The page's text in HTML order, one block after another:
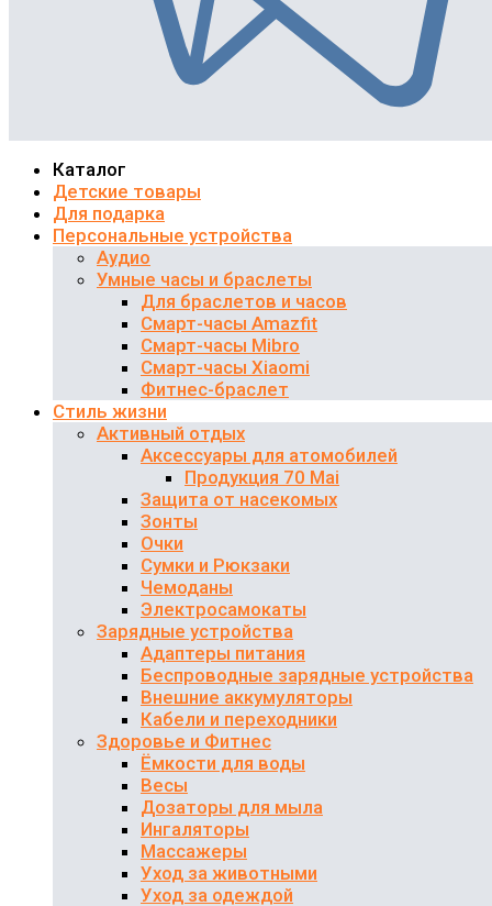
Каталог
Детские товары
Для подарка
Персональные устройства
Аудио
Умные часы и браслеты
Для браслетов и часов
Смарт-часы Amazfit
Смарт-часы Mibro
Смарт-часы Xiaomi
Фитнес-браслет
Стиль жизни
Активный отдых
Аксессуары для атомобилей
Продукция 70 Mai
Защита от насекомых
Зонты
Очки
Сумки и Рюкзаки
Чемоданы
Электросамокаты
Зарядные устройства
Адаптеры питания
Беспроводные зарядные устройства
Внешние аккумуляторы
Кабели и переходники
Здоровье и Фитнес
Ёмкости для воды
Весы
Дозаторы для мыла
Ингаляторы
Массажеры
Уход за животными
Уход за одеждой